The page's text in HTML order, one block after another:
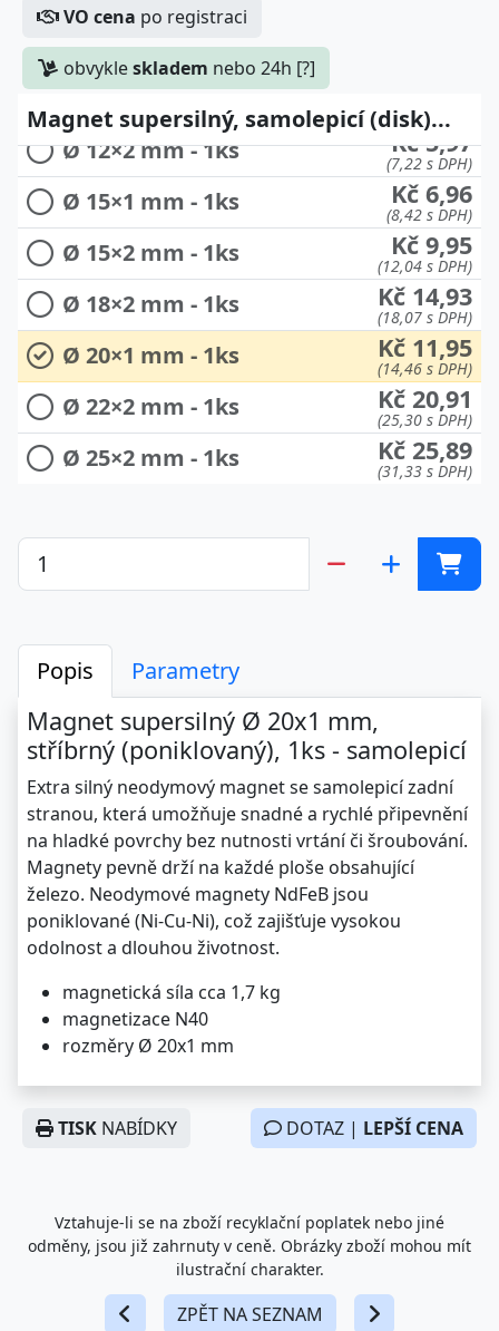
VO cena po registraci
obvykleskladem nebo 24h [?]
Magnet supersilný, samolepicí (disk)...
Ø 10×1 mm - 1ks
Ø 12×1 mm - 1ks (6,03 s DPH)
Ø 12×2 mm - 1ks Kč 5,97
(7,22 s DPH)
Ø 15×1 mm - 1ks Kč 6,96
(8,42 s DPH)
Ø 15×2 mm - 1ks Kč 9,95
(12,04 s DPH)
Ø 18×2 mm - 1ks Kč 14,93
(18,07 s DPH)
Ø 20×1 mm - 1ks Kč 11,95
(14,46 s DPH)
Ø 22×2 mm - 1ks Kč 20,91
(25,30 s DPH)
Ø 25×2 mm - 1ks Kč 25,89
(31,33 s DPH)
Popis Parametry
Magnet supersilný Ø 20x1 mm,
stříbrný (poniklovaný), 1ks - samolepicí
Extra silný neodymový magnet se samolepicí zadní
stranou, která umožňuje snadné a rychlé připevnění
na hladké povrchy bez nutnosti vrtání či šroubování.
Magnety pevně drží na každé ploše obsahující
železo. Neodymové magnety NdFeB jsou
poniklované (Ni‑Cu‑Ni), což zajišťuje vysokou
odolnost a dlouhou životnost.
magnetická síla cca 1,7 kg
magnetizace N40
rozměry Ø 20x1 mm
TISK NABÍDKY DOTAZ | LEPŠÍ CENA
Vztahuje-li se na zboží recyklační poplatek nebo jiné
odměny, jsou již zahrnuty v ceně. Obrázky zboží mohou mít
ilustrační charakter.
ZPĚT NA SEZNAM